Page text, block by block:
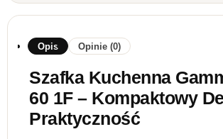
Opis Opinie (0)
Szafka Kuchenna
60 1F – Kompaktowy
Praktyczność